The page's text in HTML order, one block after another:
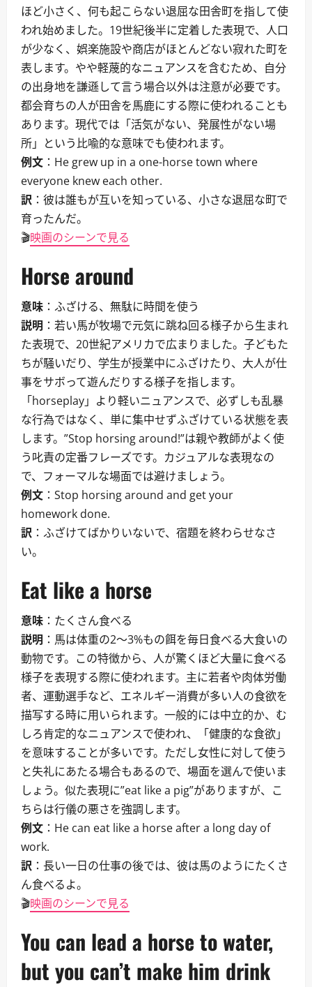
ほど小さく、何も起こらない退屈な田舎町を指して使
われ始めました。19世紀後半に定着した表現で、人口
が少なく、娯楽施設や商店がほとんどない寂れた町を
表します。やや軽蔑的なニュアンスを含むため、自分
の出身地を謙遜して言う場合以外は注意が必要です。
都会育ちの人が田舎を馬鹿にする際に使われることも
あります。現代では「活気がない、発展性がない場
所」という比喩的な意味でも使われます。
例文 ：He grew up in a one-horse town where
everyone knew each other.
訳 ：彼は誰もが互いを知っている、小さな退屈な町で
育ったんだ。
🎬映画のシーンで見る
Horse around
意味 ：ふざける、無駄に時間を使う
説明 ：若い馬が牧場で元気に跳ね回る様子から生まれ
た表現で、20世紀アメリカで広まりました。子どもた
ちが騒いだり、学生が授業中にふざけたり、大人が仕
事をサボって遊んだりする様子を指します。
「horseplay」より軽いニュアンスで、必ずしも乱暴
な行為ではなく、単に集中せずふざけている状態を表
します。”Stop horsing around!”は親や教師がよく使
う叱責の定番フレーズです。カジュアルな表現なの
で、フォーマルな場面では避けましょう。
例文 ：Stop horsing around and get your
homework done.
訳 ：ふざけてばかりいないで、宿題を終わらせなさ
い。
Eat like a horse
意味 ：たくさん食べる
説明 ：馬は体重の2〜3%もの餌を毎日食べる大食いの
動物です。この特徴から、人が驚くほど大量に食べる
様子を表現する際に使われます。主に若者や肉体労働
者、運動選手など、エネルギー消費が多い人の食欲を
描写する時に用いられます。一般的には中立的か、む
しろ肯定的なニュアンスで使われ、「健康的な食欲」
を意味することが多いです。ただし女性に対して使う
と失礼にあたる場合もあるので、場面を選んで使いま
しょう。似た表現に”eat like a pig”がありますが、こ
ちらは行儀の悪さを強調します。
例文 ：He can eat like a horse after a long day of
work.
訳 ：長い一日の仕事の後では、彼は馬のようにたくさ
ん食べるよ。
🎬映画のシーンで見る
You can lead a horse to water,
but you can’t make him drink